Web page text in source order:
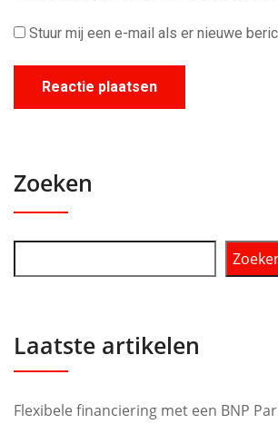
Stuur mij een e-mail als er nieuwe
Zoeken
Laatste artikelen
Flexibele financiering met een BNP